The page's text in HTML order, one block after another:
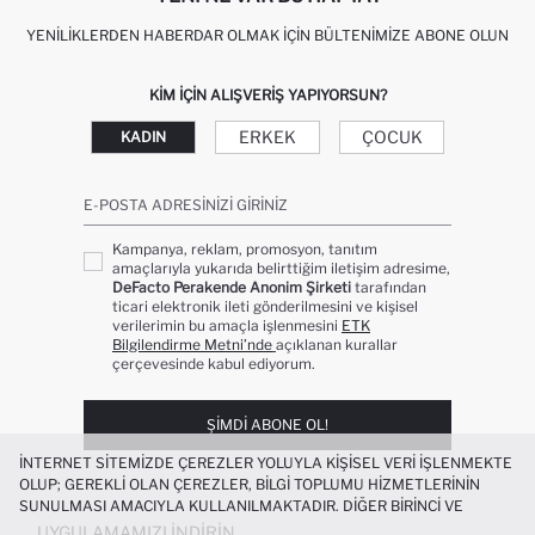
YENILIKLERDEN HABERDAR OLMAK İÇIN BÜLTENIMIZE ABONE OLUN
KIM IÇIN ALIŞVERIŞ YAPIYORSUN?
KADIN ERKEK ÇOCUK
E-POSTA ADRESINIZI GIRINIZ
Kampanya, reklam, promosyon, tanıtım
amaçlarıyla yukarıda belirttiğim iletişim adresime,
DeFacto Perakende Anonim Şirketi tarafından
ticari elektronik ileti gönderilmesini ve kişisel
verilerimin bu amaçla işlenmesini ETK
Bilgilendirme Metni’nde açıklanan kurallar
çerçevesinde kabul ediyorum.
ŞIMDI ABONE OL!
İNTERNET SITEMIZDE ÇEREZLER YOLUYLA KIŞISEL VERI IŞLENMEKTE
OLUP; GEREKLI OLAN ÇEREZLER, BILGI TOPLUMU HIZMETLERININ
SUNULMASI AMACIYLA KULLANILMAKTADIR. DIĞER BIRINCI VE
ÜÇÜNCÜ TARAF ÇEREZLER ISE SIZE DAHA IYI BIR ALIŞVERIŞ